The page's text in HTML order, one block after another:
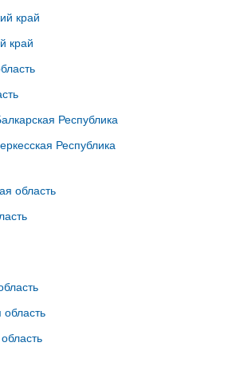
край
край
Республика
Республика
область